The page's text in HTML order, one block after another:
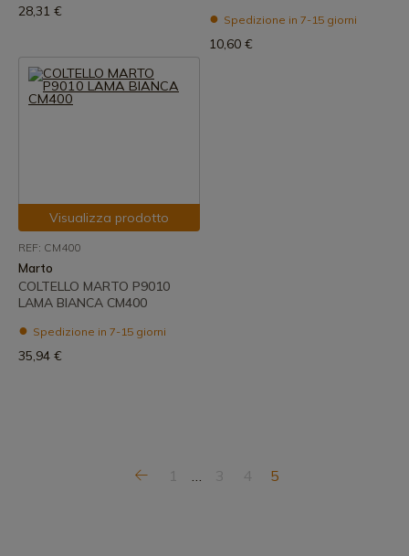
28,31 €
Spedizione in 7-15 giorni
10,60 €
Visualizza prodotto
REF: CM400
Marto
COLTELLO MARTO P9010
LAMA BIANCA CM400
Spedizione in 7-15 giorni
35,94 €
1 … 3 4 5